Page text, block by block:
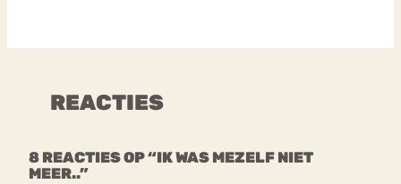
REACTIES
8 REACTIES OP “IK WAS MEZELF NIET
MEER..”